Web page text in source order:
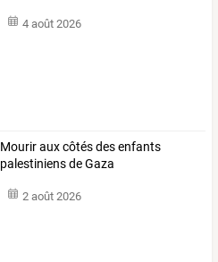
4 août 2026
Mourir aux côtés des enfants
palestiniens de Gaza
2 août 2026